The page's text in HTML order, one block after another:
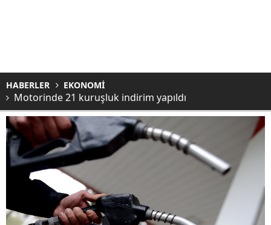
HABERLER EKONOMİ
Motorinde 21 kuruşluk indirim yapıldı